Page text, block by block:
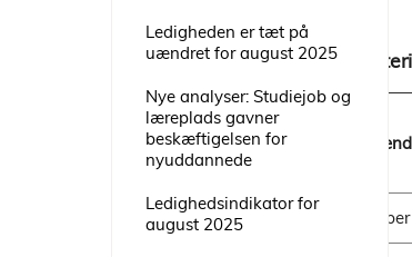
Ledigheden er tæt på
uændret for august 2025
Nye analyser: Studiejob og
læreplads gavner
beskæftigelsen for
nyuddannede
Ledighedsindikator for
august 2025
December